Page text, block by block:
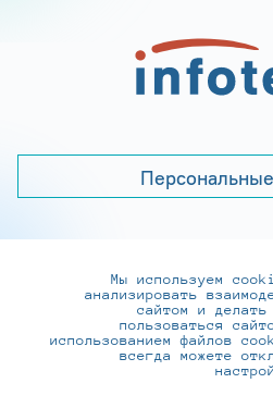
+7 (495) 737-6192,
127273, г. Москва,
Мы используем
анализировать
сайтом и
пользоваться
использованием файлов
всегда можете